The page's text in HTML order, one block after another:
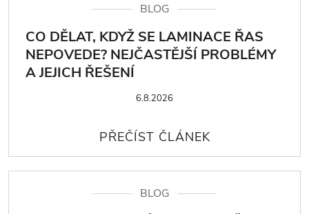
BLOG
CO DĚLAT, KDYŽ SE LAMINACE ŘAS
NEPOVEDE? NEJČASTĚJŠÍ PROBLÉMY
A JEJICH ŘEŠENÍ
6.8.2026
BLOG